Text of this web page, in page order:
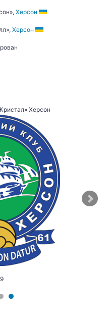
Херсон
Херсон
Херсон